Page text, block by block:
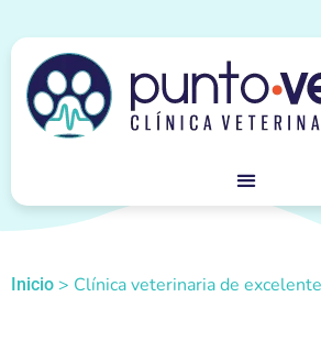
Inicio > Clínica veterinaria de